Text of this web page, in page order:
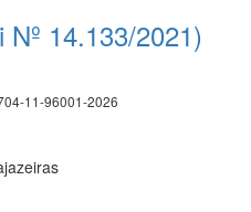
14.133/2021)
11-96001-2026